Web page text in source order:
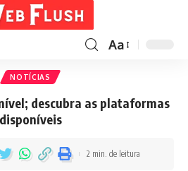
Aa
NOTÍCIAS
descubra as plataformas
disponíveis
2 min. de leitura